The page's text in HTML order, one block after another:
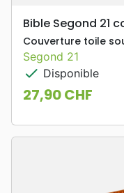
Bible Segond 21
Couverture toile
Segond 21
check Disponible
Prix
27,90 CHF